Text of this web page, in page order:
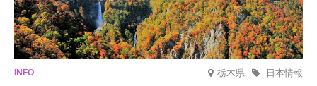
栃木県 日本情報